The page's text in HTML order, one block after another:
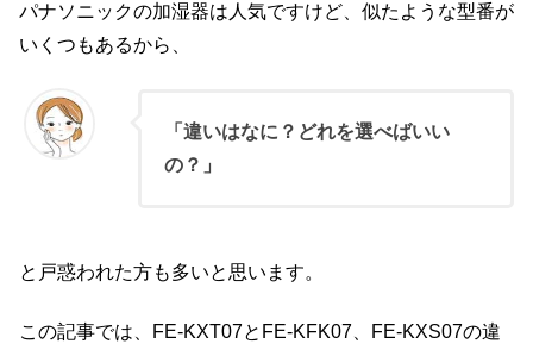
パナソニックの加湿器は人気ですけど、似たような型番が
いくつもあるから、
「違いはなに？どれを選べばいい
の？」
と戸惑われた方も多いと思います。
この記事では、FE-KXT07とFE-KFK07、FE-KXS07の違